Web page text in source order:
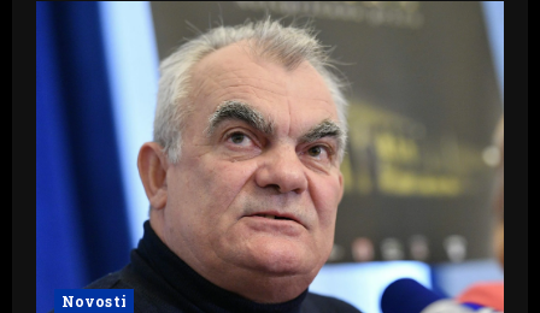
Novosti